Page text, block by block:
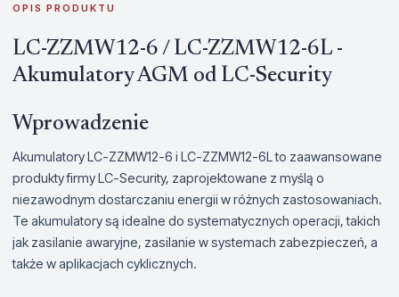
OPIS PRODUKTU
LC-ZZMW12-6 / LC-ZZMW12-6L -
Akumulatory AGM od LC-Security
Wprowadzenie
Akumulatory LC-ZZMW12-6 i LC-ZZMW12-6L to zaawansowane
produkty firmy LC-Security, zaprojektowane z myślą o
niezawodnym dostarczaniu energii w różnych zastosowaniach.
Te akumulatory są idealne do systematycznych operacji, takich
jak zasilanie awaryjne, zasilanie w systemach zabezpieczeń, a
także w aplikacjach cyklicznych.